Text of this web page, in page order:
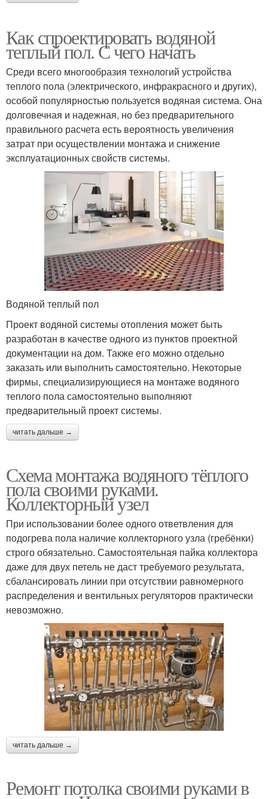
Как спроектировать водяной
теплый пол. С чего начать
Среди всего многообразия технологий устройства
теплого пола (электрического, инфракрасного и других),
особой популярностью пользуется водяная система. Она
долговечная и надежная, но без предварительного
правильного расчета есть вероятность увеличения
затрат при осуществлении монтажа и снижение
эксплуатационных свойств системы.
Водяной теплый пол
Проект водяной системы отопления может быть
разработан в качестве одного из пунктов проектной
документации на дом. Также его можно отдельно
заказать или выполнить самостоятельно. Некоторые
фирмы, специализирующиеся на монтаже водяного
теплого пола самостоятельно выполняют
предварительный проект системы.
читать дальше →
Схема монтажа водяного тёплого
пола своими руками.
Коллекторный узел
При использовании более одного ответвления для
подогрева пола наличие коллекторного узла (гребёнки)
строго обязательно. Самостоятельная пайка коллектора
даже для двух петель не даст требуемого результата,
сбалансировать линии при отсутствии равномерного
распределения и вентильных регуляторов практически
невозможно.
читать дальше →
Ремонт потолка своими руками в